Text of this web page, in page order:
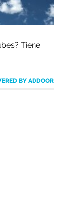
Tiene
BY ADDOOR